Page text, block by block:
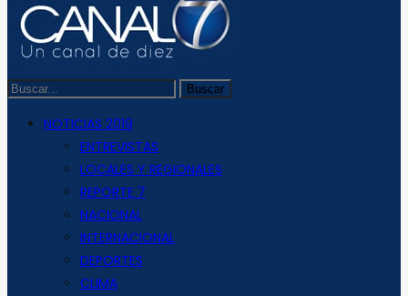
NOTICIAS 2019
ENTREVISTAS
LOCALES Y REGIONALES
REPORTE 7
NACIONAL
INTERNACIONAL
DEPORTES
CLIMA